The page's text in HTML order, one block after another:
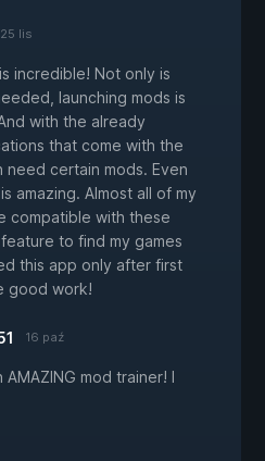
25 lis
incredible! Not only is
launching mods is
with the already
that come with the
need certain mods. Even
amazing. Almost all of my
compatible with these
to find my games
this app only after first
good work!
16 paź
AMAZING mod trainer! I